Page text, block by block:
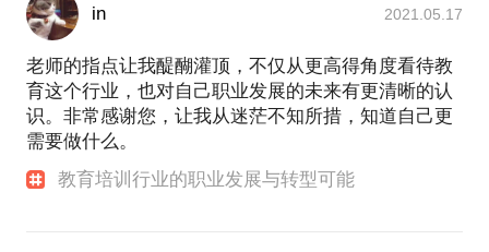
in 2021.05.17
老师的指点让我醍醐灌顶，不仅从更高得角度看待教
育这个行业，也对自己职业发展的未来有更清晰的认
识。非常感谢您，让我从迷茫不知所措，知道自己更
需要做什么。
教育培训行业的职业发展与转型可能